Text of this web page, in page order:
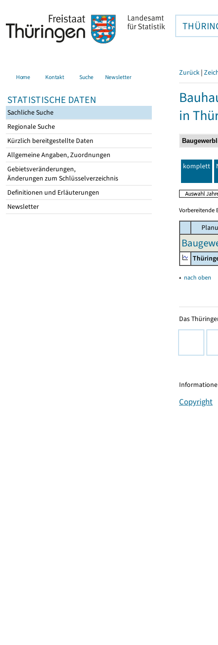
Home Kontakt Suche Newsletter
STATISTISCHE DATEN
Sachliche Suche
Regionale Suche
Kürzlich bereitgestellte Daten
Allgemeine Angaben, Zuordnungen
Gebietsveränderungen,
Änderungen zum Schlüsselverzeichnis
Definitionen und Erläuterungen
Newsletter
Zurück |
in
komplett
Vorbereitende
▴ nach oben
Das
Copyright